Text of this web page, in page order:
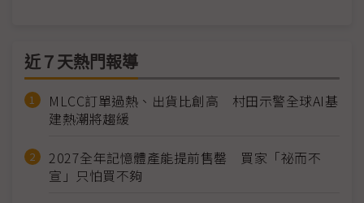
近７天熱門報導
MLCC訂單過熱、出貨比創高 村田示警全球AI基
建熱潮將趨緩
2027全年記憶體產能提前售罄 買家「祕而不
宣」只怕買不夠